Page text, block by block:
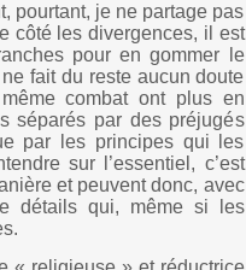
pourtant, je ne partage pas
côté les divergences, il est
pour en gommer le
fait du reste aucun doute
combat ont plus en
séparés par des préjugés
par les principes qui les
sur l’essentiel, c’est
et peuvent donc, avec
détails qui, même si les